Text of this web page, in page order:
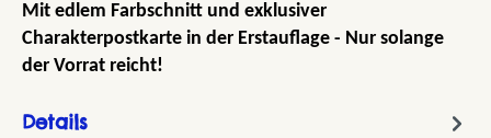
Mit edlem Farbschnitt und exklusiver
Charakterpostkarte in der Erstauflage - Nur solange
der Vorrat reicht!
Details